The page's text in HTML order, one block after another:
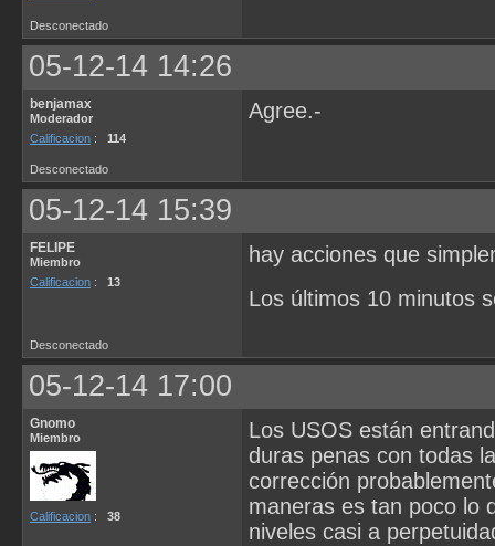
Desconectado
05-12-14 14:26
benjamax
Moderador
Calificacion : 114
Agree.-
Desconectado
05-12-14 15:39
FELIPE
Miembro
Calificacion : 13
hay acciones que
Los últimos 10 minutos
Desconectado
05-12-14 17:00
Gnomo
Miembro
Calificacion : 38
Los USOS están
duras penas con todas
corrección
maneras es tan poco lo
niveles casi a